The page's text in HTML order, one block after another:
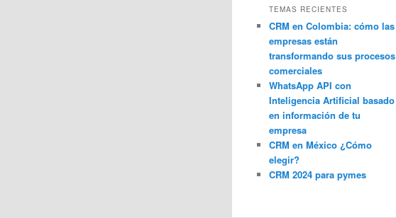
TEMAS RECIENTES
CRM en Colombia: cómo las
empresas están
transformando sus procesos
comerciales
WhatsApp API con
Inteligencia Artificial basado
en información de tu
empresa
CRM en México ¿Cómo
elegir?
CRM 2024 para pymes